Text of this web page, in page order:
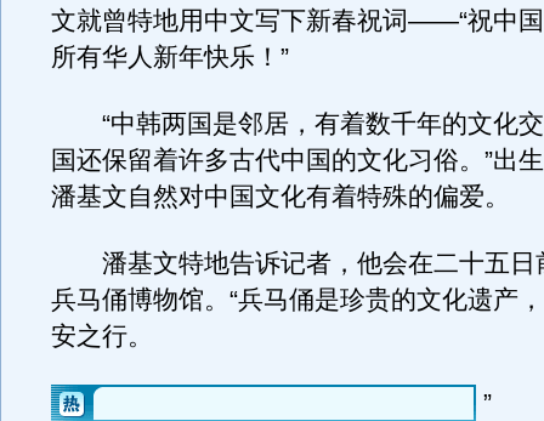
文就曾特地用中文写下新春祝词——“祝中
所有华人新年快乐！”
“中韩两国是邻居，有着数千年的文化
国还保留着许多古代中国的文化习俗。”出
潘基文自然对中国文化有着特殊的偏爱。
潘基文特地告诉记者，他会在二十五日
兵马俑博物馆。“兵马俑是珍贵的文化遗产
安之行。
”